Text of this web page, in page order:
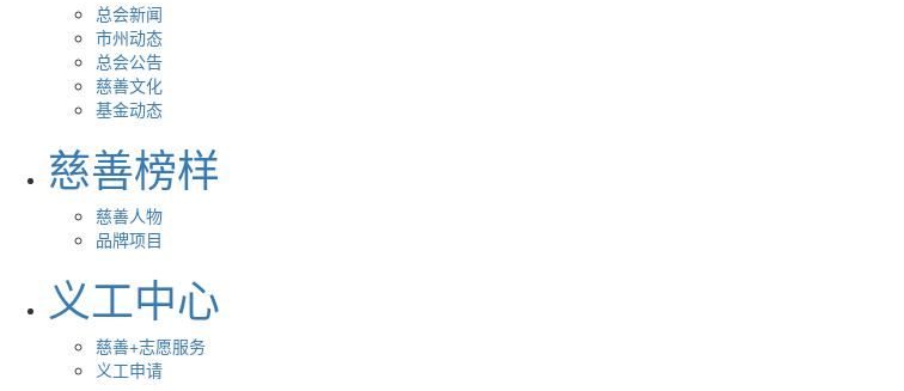
总会新闻
市州动态
总会公告
慈善文化
基金动态
慈善榜样
慈善人物
品牌项目
义工中心
慈善+志愿服务
义工申请